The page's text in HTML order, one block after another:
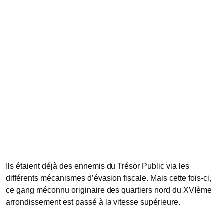
Ils étaient déjà des ennemis du Trésor Public via les
différents mécanismes d’évasion fiscale. Mais cette fois-ci,
ce gang méconnu originaire des quartiers nord du XVIème
arrondissement est passé à la vitesse supérieure.